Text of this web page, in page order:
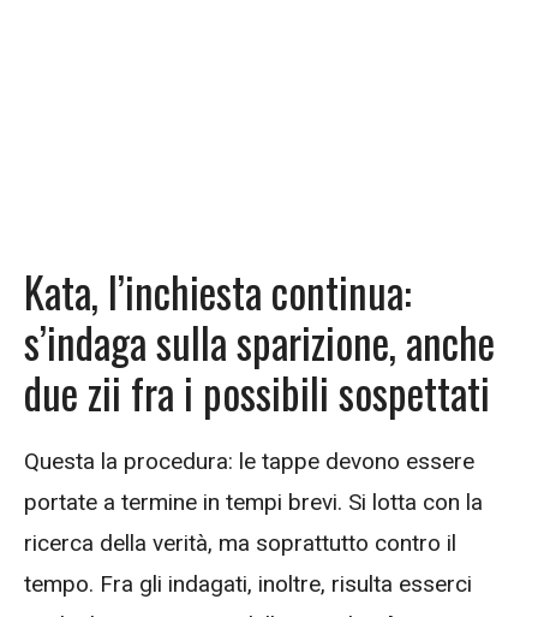
Kata, l’inchiesta continua:
s’indaga sulla sparizione, anche
due zii fra i possibili sospettati
Questa la procedura: le tappe devono essere
portate a termine in tempi brevi. Si lotta con la
ricerca della verità, ma soprattutto contro il
tempo. Fra gli indagati, inoltre, risulta esserci